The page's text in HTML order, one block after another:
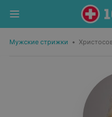
Мужские стрижки •